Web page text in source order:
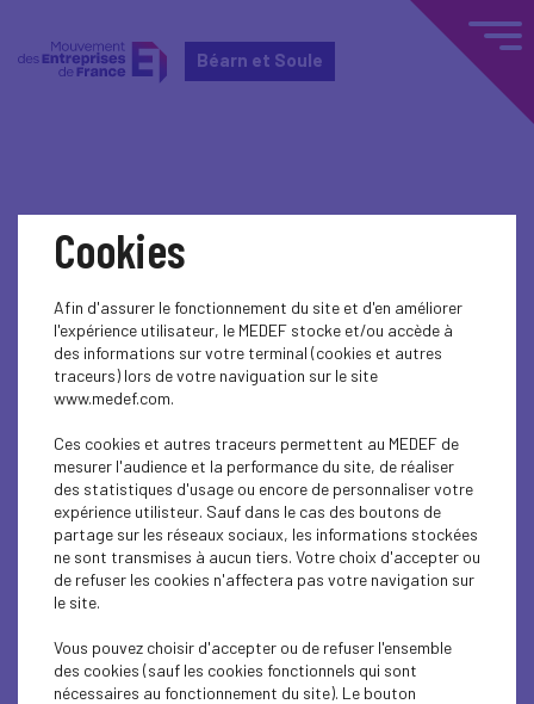
Béarn et Soule
Actualités nationales
SOCIAL
EDUCATION-TRAINING
SOCIAL
SOCIAL
SOCIAL
Cookies
Afin d'assurer le fonctionnement du site et d'en améliorer
l'expérience utilisateur, le MEDEF stocke et/ou accède à
des informations sur votre terminal (cookies et autres
traceurs) lors de votre naviguation sur le site
www.medef.com.
Ces cookies et autres traceurs permettent au MEDEF de
mesurer l'audience et la performance du site, de réaliser
des statistiques d'usage ou encore de personnaliser votre
expérience utilisteur. Sauf dans le cas des boutons de
partage sur les réseaux sociaux, les informations stockées
ne sont transmises à aucun tiers. Votre choix d'accepter ou
de refuser les cookies n'affectera pas votre navigation sur
le site.
Vous pouvez choisir d'accepter ou de refuser l'ensemble
des cookies (sauf les cookies fonctionnels qui sont
nécessaires au fonctionnement du site). Le bouton